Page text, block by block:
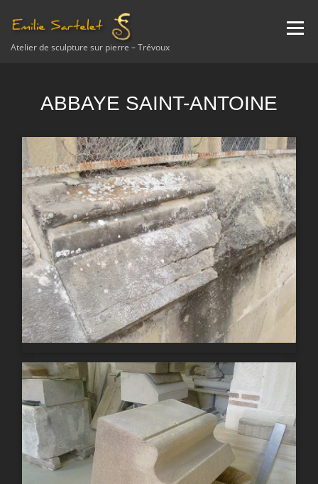
contenu
Atelier de sculpture sur pierre – Trévoux
Menu
RESTAURATION ENSEIGNEMENT AVIS
CONTACT
ABBAYE SAINT-ANTOINE